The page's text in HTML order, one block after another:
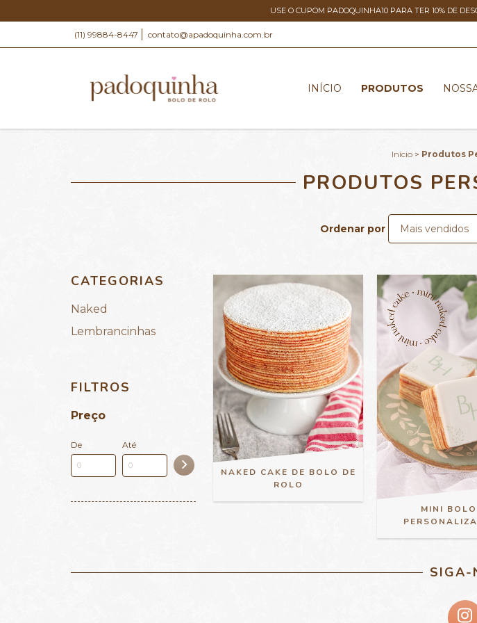
USE O CUPOM PADOQUINHA10 PARA TER 10% DE
(11) 99884-8447 contato@apadoquinha.com.br
INÍCIO PRODUTOS
Início > Produtos
PRODUTOS
Ordenar por
CATEGORIAS
Naked
Lembrancinhas
FILTROS
Preço
De Até
NAKED CAKE DE BOLO DE
ROLO
MINI
SIGA-